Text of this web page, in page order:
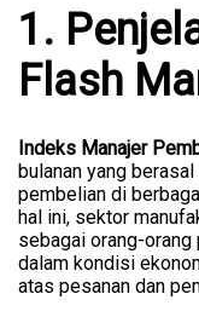
1.
Flash
Indeks Manajer
bulanan yang
pembelian di
hal ini, sektor
sebagai orang-orang
dalam kondisi
atas pesanan dan